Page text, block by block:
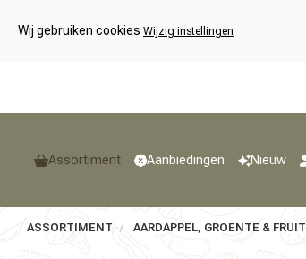
Assortiment Aanbiedingen Nieuw
ASSORTIMENT AARDAPPEL, GROENTE & FRUIT
Wij gebruiken cookies Wijzig instellingen